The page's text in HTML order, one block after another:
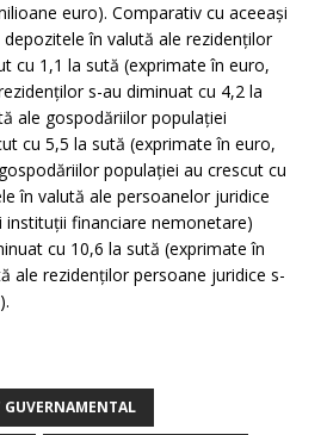
euro). Comparativ cu aceeaşi
în valută ale rezidenţilor
cu 1,1 la sută (exprimate în euro,
s-au diminuat cu 4,2 la
ale gospodăriilor populaţiei
cu 5,5 la sută (exprimate în euro,
populaţiei au crescut cu
în valută ale persoanelor juridice
instituţii financiare nemonetare)
cu 10,6 la sută (exprimate în
ale rezidenţilor persoane juridice s-
GUVERNAMENTAL